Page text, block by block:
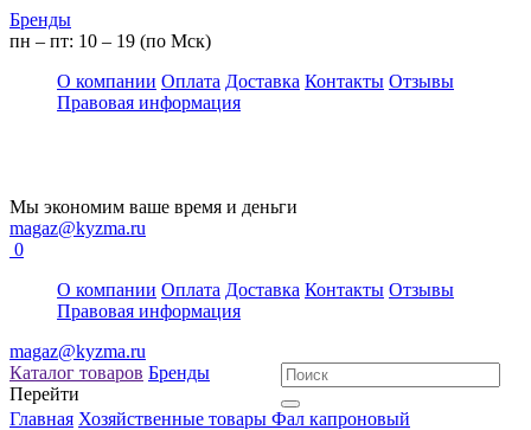
Бренды
пн – пт: 10 – 19 (по Мск)
О компании Оплата Доставка Контакты Отзывы
Правовая информация
Мы экономим ваше время и деньги
magaz@kyzma.ru
0
О компании Оплата Доставка Контакты Отзывы
Правовая информация
magaz@kyzma.ru
Каталог товаров Бренды
Перейти
Главная Хозяйственные товары Фал капроновый